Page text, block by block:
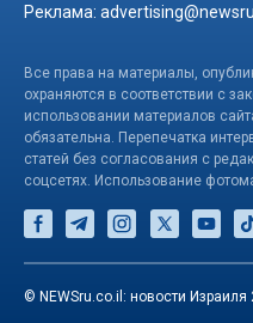
Реклама:
Все права на материалы,
охраняются в соответствии с
использовании материалов
обязательна. Перепечатка
статей без согласования с
соцсетях. Использование
© NEWSru.co.il: новости Израиля